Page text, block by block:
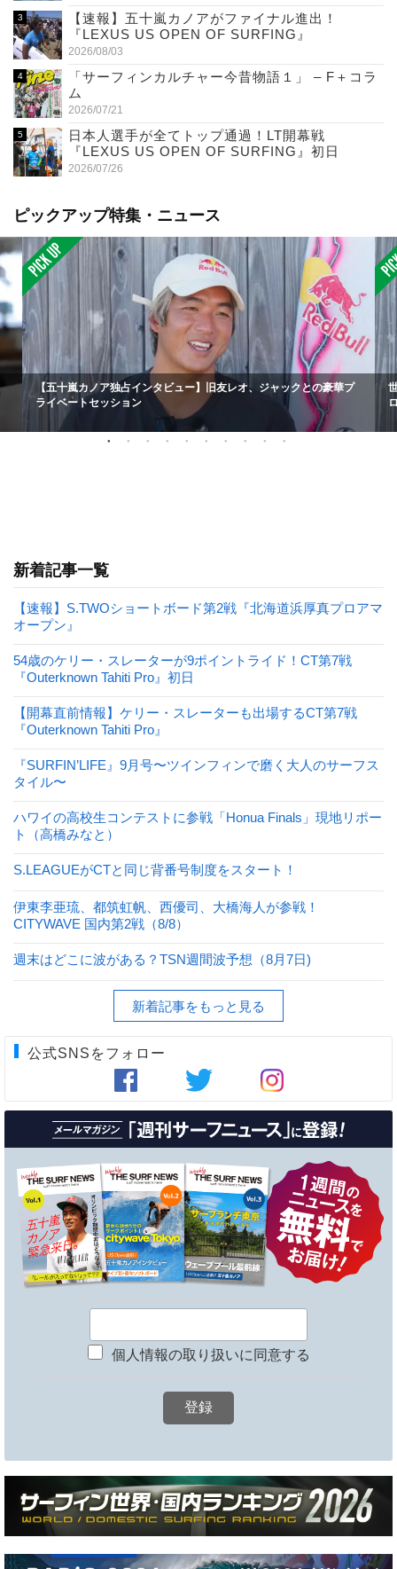
【速報】五十嵐カノアがファイナル進出！
『LEXUS US OPEN OF SURFING』
2026/08/03
「サーフィンカルチャー今昔物語１」 – F＋コラ
ム
2026/07/21
日本人選手が全てトップ通過！LT開幕戦
『LEXUS US OPEN OF SURFING』初日
2026/07/26
ピックアップ特集・ニュース
【五十嵐カノア独占インタビュー】旧友レオ、ジャックとの豪華プ
ライベートセッション
新着記事一覧
【速報】S.TWOショートボード第2戦『北海道浜厚真プロアマ
オープン』
54歳のケリー・スレーターが9ポイントライド！CT第7戦
『Outerknown Tahiti Pro』初日
【開幕直前情報】ケリー・スレーターも出場するCT第7戦
『Outerknown Tahiti Pro』
『SURFIN’LIFE』9月号〜ツインフィンで磨く大人のサーフス
タイル〜
ハワイの高校生コンテストに参戦「Honua Finals」現地リポー
ト（高橋みなと）
S.LEAGUEがCTと同じ背番号制度をスタート！
伊東李亜琉、都筑虹帆、西優司、大橋海人が参戦！
CITYWAVE 国内第2戦（8/8）
週末はどこに波がある？TSN週間波予想（8月7日)
新着記事をもっと見る
公式SNSをフォロー
個人情報の取り扱いに同意する